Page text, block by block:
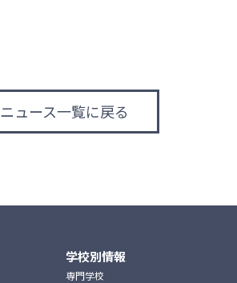
ニュース一覧に戻る
学校別情報
専門学校